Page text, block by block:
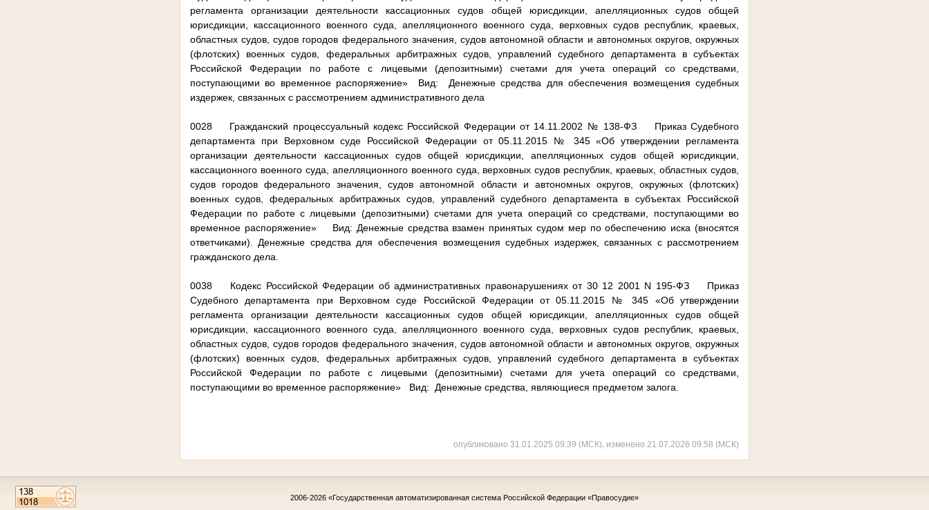
регламента организации деятельности кассационных судов общей юрисдикции, апелляционных судов общей
юрисдикции, кассационного военного суда, апелляционного военного суда, верховных судов республик, краевых,
областных судов, судов городов федерального значения, судов автономной области и автономных округов, окружных
(флотских) военных судов, федеральных арбитражных судов, управлений судебного департамента в субъектах
Российской Федерации по работе с лицевыми (депозитными) счетами для учета операций со средствами,
поступающими во временное распоряжение» Вид: Денежные средства для обеспечения возмещения судебных
издержек, связанных с рассмотрением административного дела
0028 Гражданский процессуальный кодекс Российской Федерации от 14.11.2002 № 138-ФЗ Приказ Судебного
департамента при Верховном суде Российской Федерации от 05.11.2015 № 345 «Об утверждении регламента
организации деятельности кассационных судов общей юрисдикции, апелляционных судов общей юрисдикции,
кассационного военного суда, апелляционного военного суда, верховных судов республик, краевых, областных судов,
судов городов федерального значения, судов автономной области и автономных округов, окружных (флотских)
военных судов, федеральных арбитражных судов, управлений судебного департамента в субъектах Российской
Федерации по работе с лицевыми (депозитными) счетами для учета операций со средствами, поступающими во
временное распоряжение» Вид: Денежные средства взамен принятых судом мер по обеспечению иска (вносятся
ответчиками). Денежные средства для обеспечения возмещения судебных издержек, связанных с рассмотрением
гражданского дела.
0038 Кодекс Российской Федерации об административных правонарушениях от 30 12 2001 N 195-ФЗ Приказ
Судебного департамента при Верховном суде Российской Федерации от 05.11.2015 № 345 «Об утверждении
регламента организации деятельности кассационных судов общей юрисдикции, апелляционных судов общей
юрисдикции, кассационного военного суда, апелляционного военного суда, верховных судов республик, краевых,
областных судов, судов городов федерального значения, судов автономной области и автономных округов, окружных
(флотских) военных судов, федеральных арбитражных судов, управлений судебного департамента в субъектах
Российской Федерации по работе с лицевыми (депозитными) счетами для учета операций со средствами,
поступающими во временное распоряжение» Вид: Денежные средства, являющиеся предметом залога.
опубликовано 31.01.2025 09:39 (МСК), изменено 21.07.2026 09:58 (МСК)
2006-2026 «Государственная автоматизированная система Российской Федерации «Правосудие»